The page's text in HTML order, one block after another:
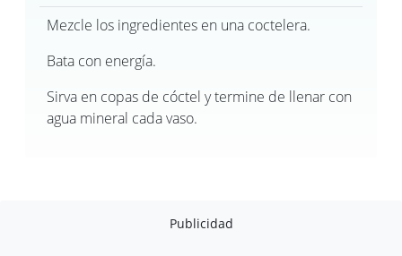
Mezcle los ingredientes en una coctelera.
Bata con energía.
Sirva en copas de cóctel y termine de llenar con
agua mineral cada vaso.
Publicidad